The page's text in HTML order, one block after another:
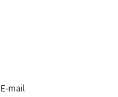
E-mail